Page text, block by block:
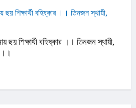
ছয় শিক্ষার্থী বহিষ্কার ।। তিনজন স্থায়ী,
।।